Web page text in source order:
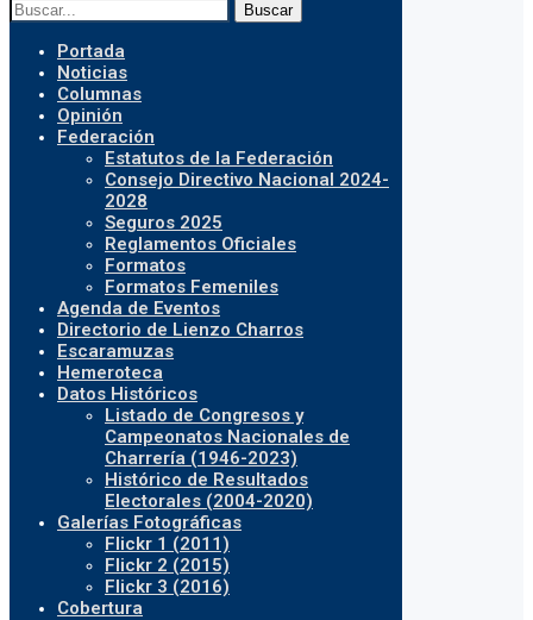
Buscar
Portada
Noticias
Columnas
Opinión
Federación
Estatutos de la Federación
Consejo Directivo Nacional 2024-
2028
Seguros 2025
Reglamentos Oficiales
Formatos
Formatos Femeniles
Agenda de Eventos
Directorio de Lienzo Charros
Escaramuzas
Hemeroteca
Datos Históricos
Listado de Congresos y
Campeonatos Nacionales de
Charrería (1946-2023)
Histórico de Resultados
Electorales (2004-2020)
Galerías Fotográficas
Flickr 1 (2011)
Flickr 2 (2015)
Flickr 3 (2016)
Cobertura